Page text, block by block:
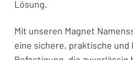
Lösung.
Mit unseren Magnet
eine sichere, praktische und